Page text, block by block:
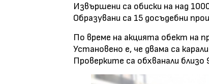
Извършени са обиски на над
Образувани са 15 досъдебни
По време на акцията обект на
Установено е, че двама са
Проверките са обхванали